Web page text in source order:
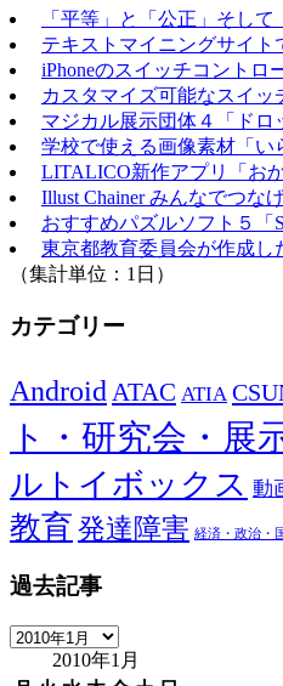
「平等」と「公正」そし
テキストマイニングサイト
iPhoneのスイッチコントロ
カスタマイズ可能なスイッ
マジカル展示団体４「ドロ
学校で使える画像素材「い
LITALICO新作アプリ「お
Illust Chainer みんなでつな
おすすめパズルソフト５「
東京都教育委員会が作成し
（集計単位：1日）
カテゴリー
Android ATAC ATIA
ト・研究会・展
ルトイボックス 動
教育発達障害 経済・政治・
過去記事
過
2010年1月